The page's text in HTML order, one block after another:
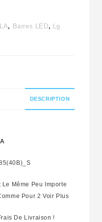
, Barres LED, Lg
DESCRIPTION
Même Peu Importe
Pour 2 Voir Plus
De Livraison !